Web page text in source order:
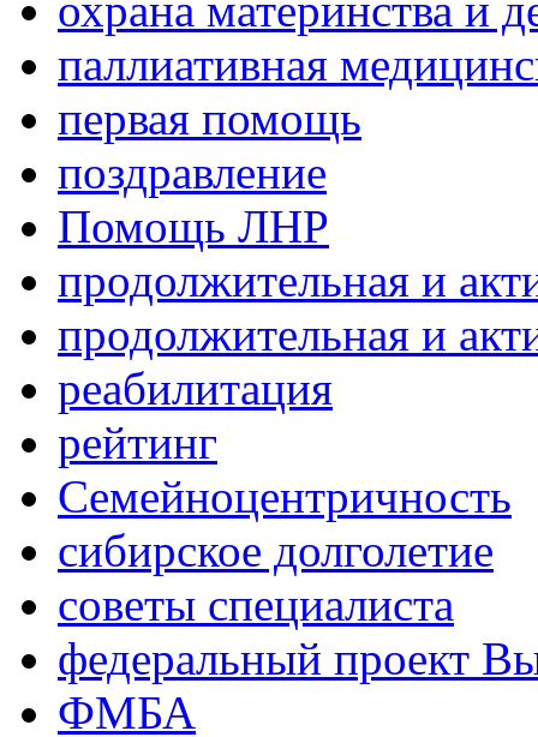
паллиативная
первая помощь
поздравление
Помощь ЛНР
продолжительная и
продолжительная и
реабилитация
рейтинг
Семейноцентричность
сибирское долголетие
советы специалиста
федеральный проект
ФМБА